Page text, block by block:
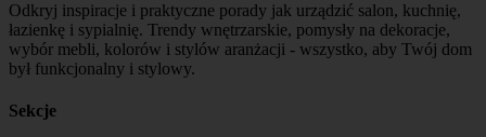
Odkryj inspiracje i praktyczne porady jak urządzić salon, kuchnię,
łazienkę i sypialnię. Trendy wnętrzarskie, pomysły na dekoracje,
wybór mebli, kolorów i stylów aranżacji - wszystko, aby Twój dom
był funkcjonalny i stylowy.
Sekcje